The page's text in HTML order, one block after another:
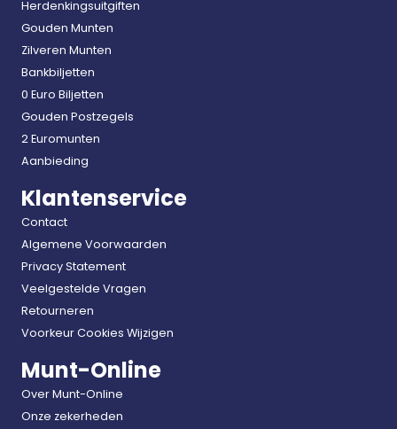
Herdenkingsuitgiften
Gouden Munten
Zilveren Munten
Bankbiljetten
0 Euro Biljetten
Gouden Postzegels
2 Euromunten
Aanbieding
Klantenservice
Contact
Algemene Voorwaarden
Privacy Statement
Veelgestelde Vragen
Retourneren
Voorkeur Cookies Wijzigen
Munt-Online
Over Munt-Online
Onze zekerheden